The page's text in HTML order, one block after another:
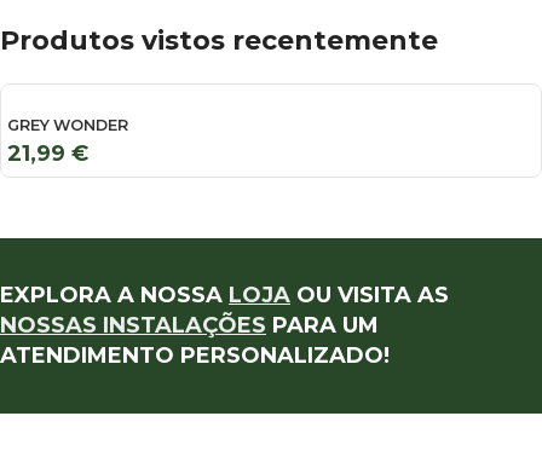
Produtos vistos recentemente
GREY WONDER
21,99 €
EXPLORA A NOSSA LOJA OU VISITA AS
NOSSAS INSTALAÇÕES PARA UM
ATENDIMENTO PERSONALIZADO!